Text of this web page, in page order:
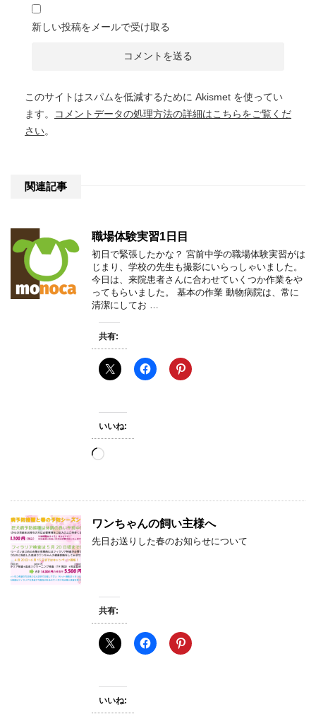
新しい投稿をメールで受け取る
このサイトはスパムを低減するために Akismet を使ってい
ます。
コメントデータの処理方法の詳細はこちらをご覧くだ
さい。
関連記事
職場体験実習1日目
初日で緊張したかな？ 宮前中学の職場体験実習がは
じまり、学校の先生も撮影にいらっしゃいました。
今日は、来院患者さんに合わせていくつか作業をや
ってもらいました。 基本の作業 動物病院は、常に
清潔にしてお …
共有:
いいね:
読
み
ワンちゃんの飼い主様へ
先日お送りした春のお知らせについて
共有:
いいね: